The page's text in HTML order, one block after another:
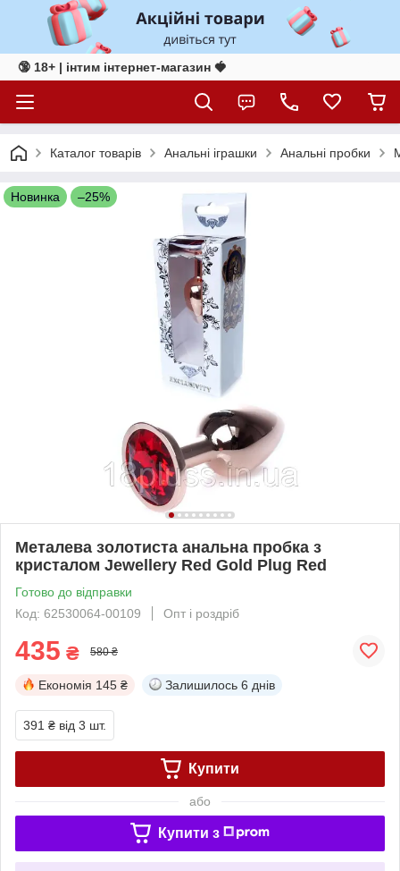
🔞 18+ | інтим інтернет-магазин 🍓
Каталог товарів Анальні іграшки Анальні пробки
Новинка –25%
Металева золотиста анальна пробка з
кристалом Jewellery Red Gold Plug Red
Готово до відправки
Код: 62530064-00109
Опт і роздріб
435 ₴ 580 ₴
Економія 145 ₴ Залишилось 6 днів
391 ₴ від 3 шт.
Купити
або
Купити з